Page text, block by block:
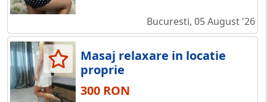
Bucuresti, 05 August '26
Masaj relaxare in locatie
proprie
300 RON